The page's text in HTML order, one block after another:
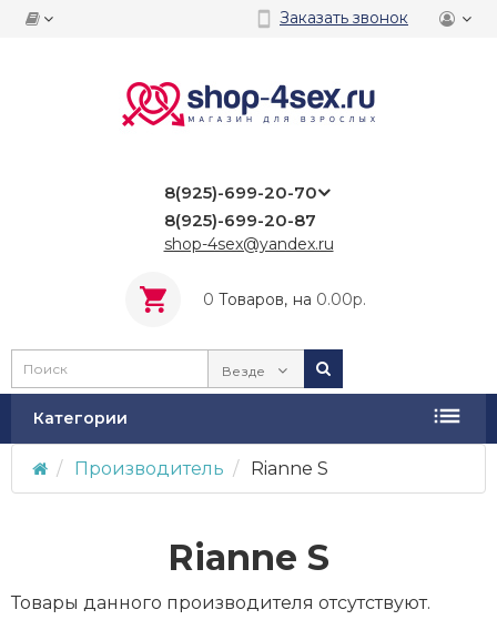
Заказать звонок
8(925)-699-20-70
8(925)-699-20-87
shop-4sex@yandex.ru
0 Tоваров, на 0.00р.
Везде
Категории
Производитель Rianne S
Rianne S
Товары данного производителя отсутствуют.